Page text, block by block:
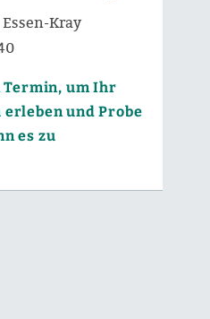
Kray
Termin, um Ihr
und Probe
es zu